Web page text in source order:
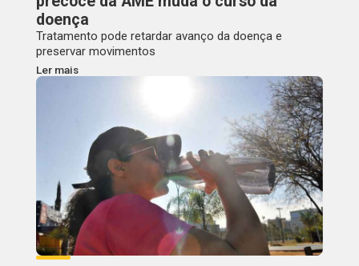
doença
Tratamento pode retardar avanço da doença e
preservar movimentos
Ler mais